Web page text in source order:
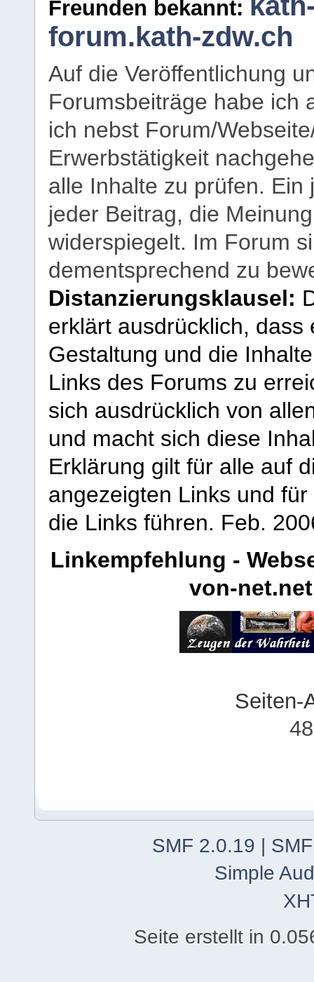
Freunden bekannt:
forum.kath-zdw.ch
Auf die Veröffentlichung
Forumsbeiträge habe ich
ich nebst Forum/
Erwerbstätigkeit
alle Inhalte zu prüfen.
jeder Beitrag, die
widerspiegelt. Im Forum
dementsprechend zu
Distanzierungsklausel:
erklärt ausdrücklich,
Gestaltung und die
Links des Forums zu
sich ausdrücklich von
und macht sich diese
Erklärung gilt für alle auf
angezeigten Links und
die Links führen. Feb.
Linkempfehlung -
von-net.net
Seiten-
SMF 2.0.19 |
Simple
Seite erstellt in